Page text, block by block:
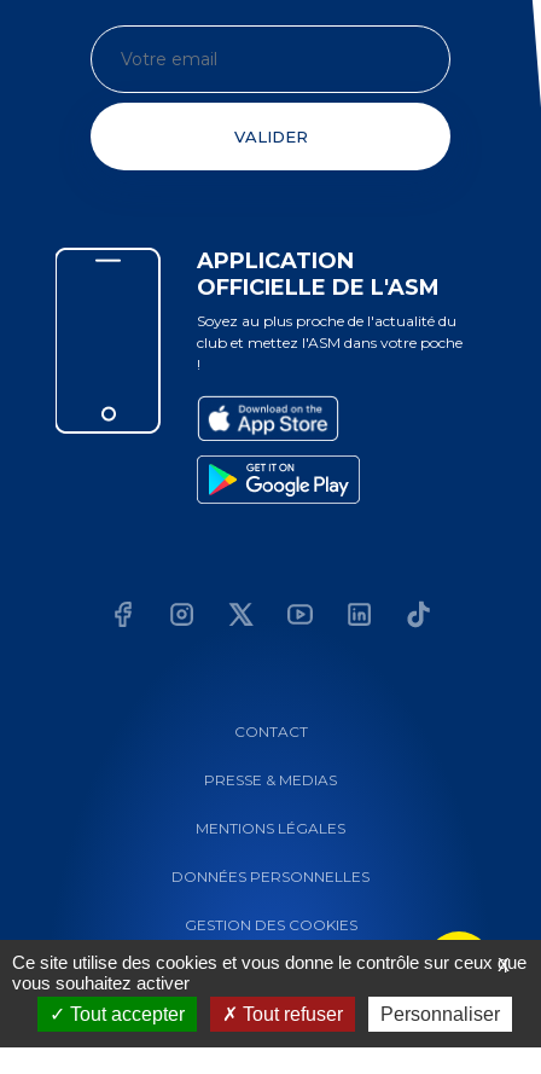
VALIDER
APPLICATION
OFFICIELLE DE L'ASM
Soyez au plus proche de l'actualité du
club et mettez l'ASM dans votre poche
!
CONTACT
PRESSE & MEDIAS
MENTIONS LÉGALES
DONNÉES PERSONNELLES
GESTION DES COOKIES
X
Ce site utilise des cookies et vous donne le contrôle sur ceux que
vous souhaitez activer
Tout accepter
Tout refuser Personnaliser